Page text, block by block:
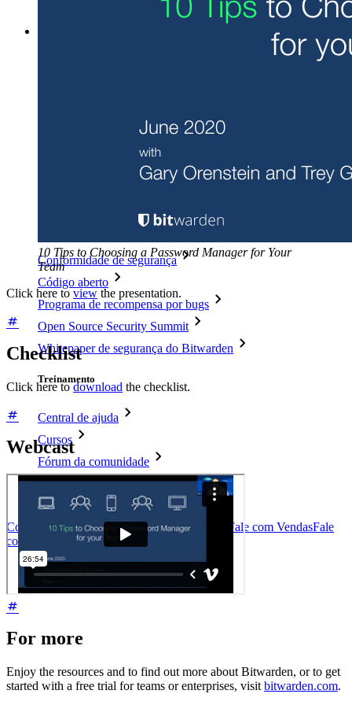
Explore todas as ferramentas e funcionalidades
Conformidade de segurança
Código aberto
Programa de recompensa por bugs
Open Source Security Summit
Whitepaper de segurança do Bitwarden
Treinamento
Central de ajuda
Cursos
Fórum da comunidade
Serviços empresariais
Comece gratuitamente Comece gratuitamente Fale com VendasFale
com Vendas
EntrarEntrar
10 Tips to Choosing a Password Manager for Your
Team
Click here to view the presentation.
Checklist
Click here todownload the checklist.
Webcast
For more
Enjoy the resources and to find out more about Bitwarden, or to get
started with a free trial for teams or enterprises, visit bitwarden.com.